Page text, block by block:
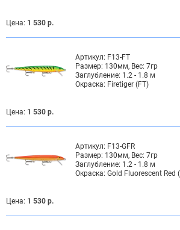
Цена: 1 530 р.
Артикул: F13-FT
Размер: 130мм, Вес: 7гр
Заглубление: 1.2 - 1.8 м
Окраска: Firetiger (FT)
Цена: 1 530 р.
Артикул: F13-GFR
Размер: 130мм, Вес: 7гр
Заглубление: 1.2 - 1.8 м
Окраска: Gold Fluorescent Red
Цена: 1 530 р.